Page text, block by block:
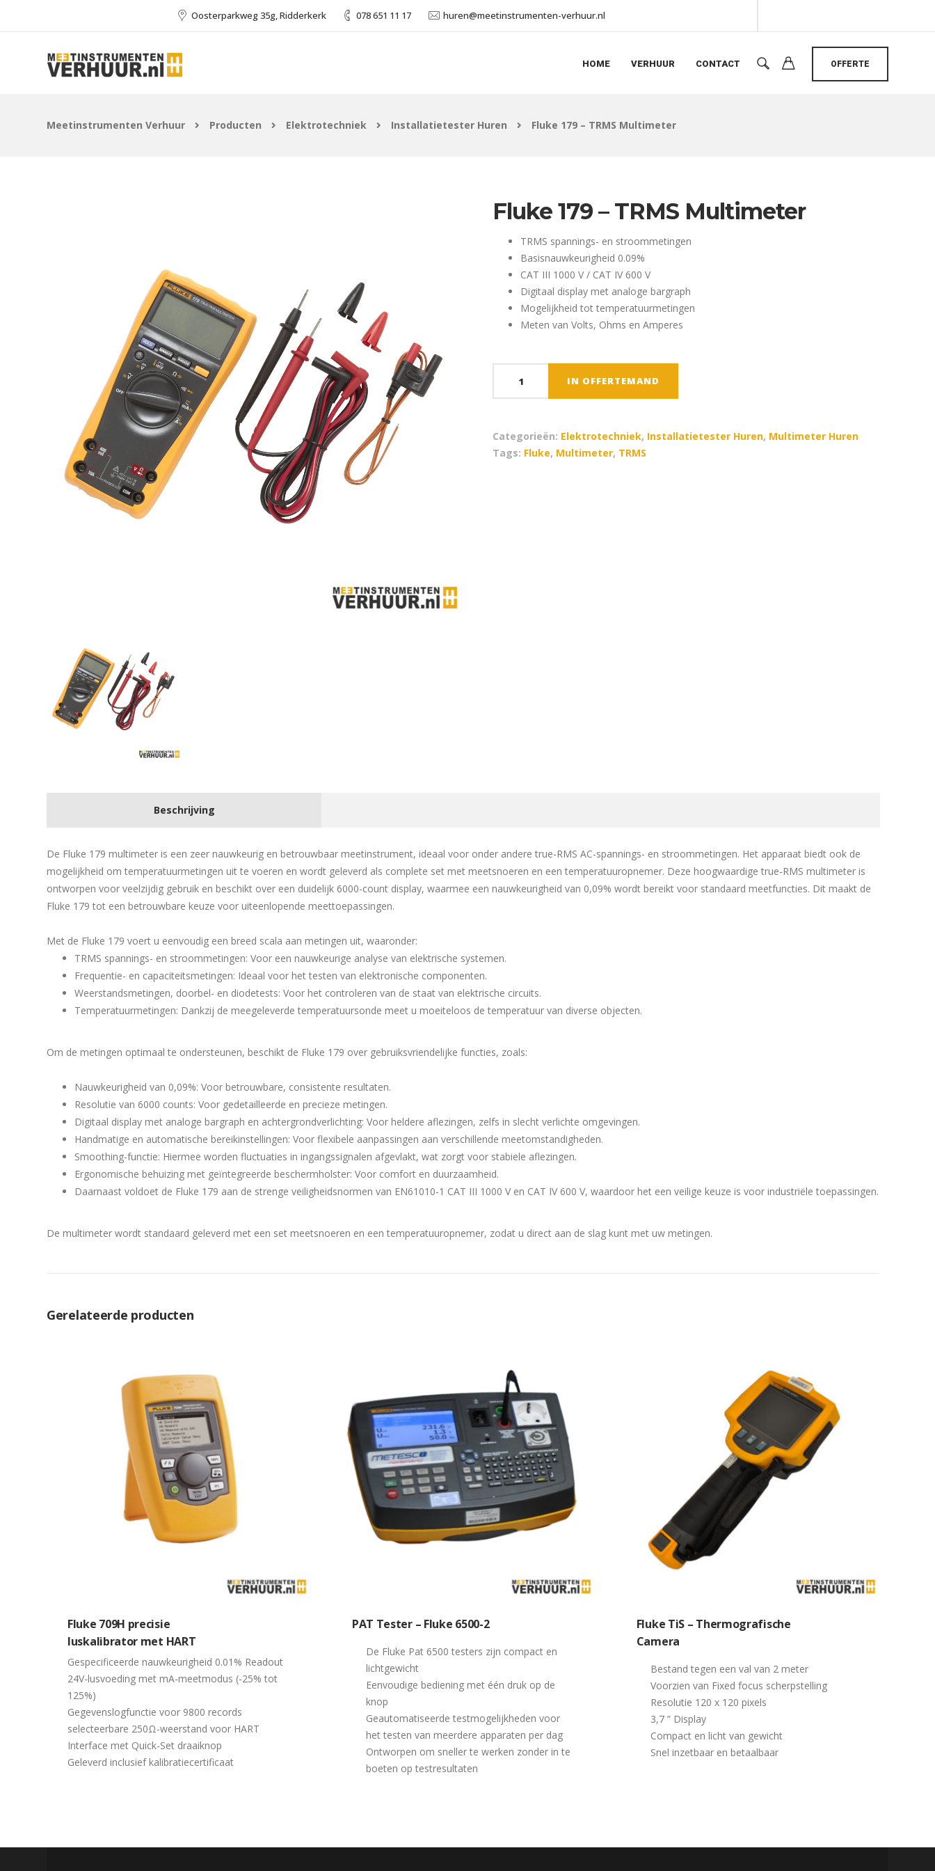
Oosterparkweg 35g, Ridderkerk 078 651 11 17 huren@meetinstrumenten-verhuur.nl
HOME VERHUUR CONTACT OFFERTE
Meetinstrumenten Verhuur Producten Elektrotechniek Installatietester Huren Fluke 179 – TRMS Multimeter
Fluke 179 – TRMS Multimeter
TRMS spannings- en stroommetingen
Basisnauwkeurigheid 0.09%
CAT III 1000 V / CAT IV 600 V
Digitaal display met analoge bargraph
Mogelijkheid tot temperatuurmetingen
Meten van Volts, Ohms en Amperes
Multimeter
aantal
IN OFFERTEMAND
Categorieën: Elektrotechniek, Installatietester Huren, Multimeter Huren
Tags: Fluke, Multimeter, TRMS
Beschrijving
De Fluke 179 multimeter is een zeer nauwkeurig en betrouwbaar meetinstrument, ideaal voor onder andere true-RMS AC-spannings- en stroommetingen. Het apparaat biedt ook de
mogelijkheid om temperatuurmetingen uit te voeren en wordt geleverd als complete set met meetsnoeren en een temperatuuropnemer. Deze hoogwaardige true-RMS multimeter is
ontworpen voor veelzijdig gebruik en beschikt over een duidelijk 6000-count display, waarmee een nauwkeurigheid van 0,09% wordt bereikt voor standaard meetfuncties. Dit maakt de
Fluke 179 tot een betrouwbare keuze voor uiteenlopende meettoepassingen.
Met de Fluke 179 voert u eenvoudig een breed scala aan metingen uit, waaronder:
TRMS spannings- en stroommetingen: Voor een nauwkeurige analyse van elektrische systemen.
Frequentie- en capaciteitsmetingen: Ideaal voor het testen van elektronische componenten.
Weerstandsmetingen, doorbel- en diodetests: Voor het controleren van de staat van elektrische circuits.
Temperatuurmetingen: Dankzij de meegeleverde temperatuursonde meet u moeiteloos de temperatuur van diverse objecten.
Om de metingen optimaal te ondersteunen, beschikt de Fluke 179 over gebruiksvriendelijke functies, zoals:
Nauwkeurigheid van 0,09%: Voor betrouwbare, consistente resultaten.
Resolutie van 6000 counts: Voor gedetailleerde en precieze metingen.
Digitaal display met analoge bargraph en achtergrondverlichting: Voor heldere aflezingen, zelfs in slecht verlichte omgevingen.
Handmatige en automatische bereikinstellingen: Voor flexibele aanpassingen aan verschillende meetomstandigheden.
Smoothing-functie: Hiermee worden fluctuaties in ingangssignalen afgevlakt, wat zorgt voor stabiele aflezingen.
Ergonomische behuizing met geïntegreerde beschermholster: Voor comfort en duurzaamheid.
Daarnaast voldoet de Fluke 179 aan de strenge veiligheidsnormen van EN61010-1 CAT III 1000 V en CAT IV 600 V, waardoor het een veilige keuze is voor industriële toepassingen.
De multimeter wordt standaard geleverd met een set meetsnoeren en een temperatuuropnemer, zodat u direct aan de slag kunt met uw metingen.
Gerelateerde producten
Fluke 709H precisie
luskalibrator met HART
Gespecificeerde nauwkeurigheid 0.01% Readout
24V-lusvoeding met mA-meetmodus (-25% tot
125%)
Gegevenslogfunctie voor 9800 records
selecteerbare 250Ω-weerstand voor HART
Interface met Quick-Set draaiknop
Geleverd inclusief kalibratiecertificaat
PAT Tester – Fluke 6500-2
De Fluke Pat 6500 testers zijn compact en
lichtgewicht
Eenvoudige bediening met één druk op de
knop
Geautomatiseerde testmogelijkheden voor
het testen van meerdere apparaten per dag
Ontworpen om sneller te werken zonder in te
boeten op testresultaten
Fluke TiS – Thermografische
Camera
Bestand tegen een val van 2 meter
Voorzien van Fixed focus scherpstelling
Resolutie 120 x 120 pixels
3,7 ” Display
Compact en licht van gewicht
Snel inzetbaar en betaalbaar